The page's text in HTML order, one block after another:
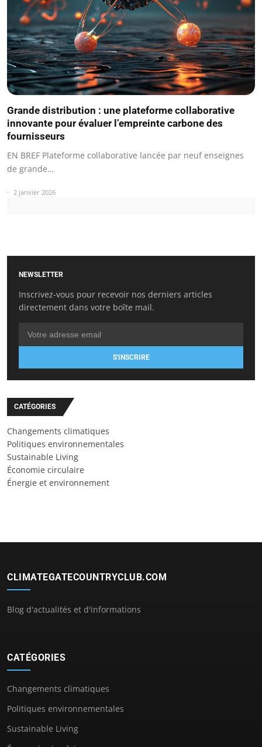
Grande distribution : une plateforme collaborative
innovante pour évaluer l’empreinte carbone des
fournisseurs
EN BREF Plateforme collaborative lancée par neuf enseignes
de grande…
2 janvier 2026
NEWSLETTER
Inscrivez-vous pour recevoir nos derniers articles
directement dans votre boîte mail.
S'INSCRIRE
CATÉGORIES
Changements climatiques
Politiques environnementales
Sustainable Living
Économie circulaire
Énergie et environnement
CLIMATEGATECOUNTRYCLUB.COM
Blog d'actualités et d'informations
CATÉGORIES
Changements climatiques
Politiques environnementales
Sustainable Living